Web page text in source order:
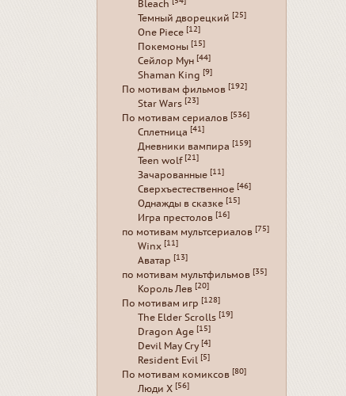
Bleach
Темный дворецкий [25]
One Piece [12]
Покемоны [15]
Сейлор Мун [44]
Shaman King [9]
По мотивам фильмов [192]
Star Wars [23]
По мотивам сериалов [536]
Сплетница [41]
Дневники вампира [159]
Teen wolf [21]
Зачарованные [11]
Сверхъестественное [46]
Однажды в сказке [15]
Игра престолов [16]
по мотивам мультсериалов [75]
Winx [11]
Аватар [13]
по мотивам мультфильмов [35]
Король Лев [20]
По мотивам игр [128]
The Elder Scrolls [19]
Dragon Age [15]
Devil May Cry [4]
Resident Evil [5]
По мотивам комиксов [80]
Люди Х [56]